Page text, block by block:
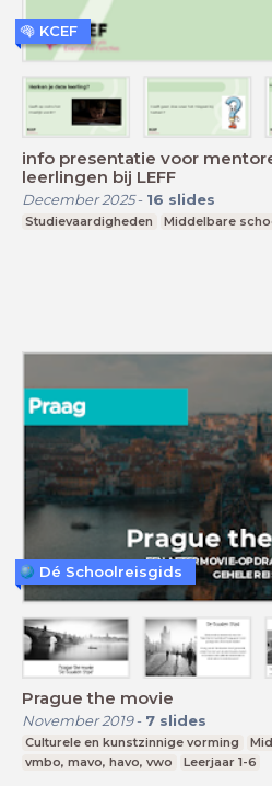
info presentatie voor
leerlingen bij LEFF
December 2025- 16 slides
Studievaardigheden Middelbare
KCEF
Prague the movie
November 2019- 7 slides
Culturele en kunstzinnige vorming
vmbo, mavo, havo, vwo
Leerjaar 1-6
Dé Schoolreisgids